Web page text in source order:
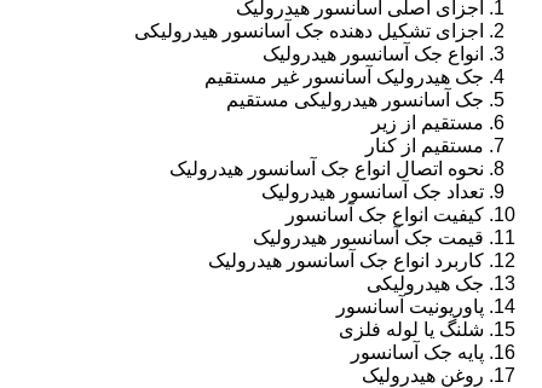
اجزای اصلی آسانسور هیدرولیک
اجزای تشکیل دهنده جک آسانسور هیدرولیکی
انواع جک آسانسور هیدرولیک
جک هیدرولیک آسانسور غیر مستقیم
جک آسانسور هیدرولیکی مستقیم
مستقیم از زیر
مستقیم از کنار
نحوه اتصال انواع جک آسانسور هیدرولیک
تعداد جک آسانسور هیدرولیک
کیفیت انواع جک آسانسور
قیمت جک آسانسور هیدرولیک
کاربرد انواع جک آسانسور هیدرولیک
جک هیدرولیکی
پاوریونیت آسانسور
شلنگ یا لوله فلزی
پایه جک آسانسور
روغن هیدرولیک